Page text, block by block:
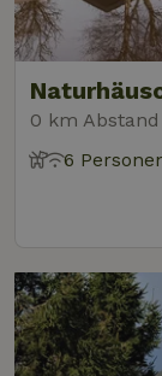
0 km
6